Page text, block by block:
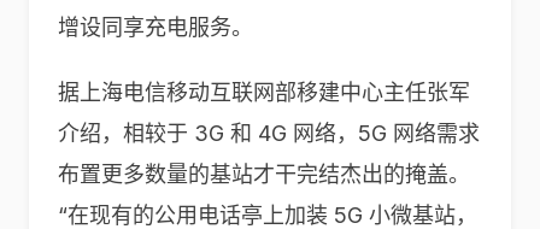
增设同享充电服务。
据上海电信移动互联网部移建中心主任张军
介绍，相较于 3G 和 4G 网络，5G 网络需求
布置更多数量的基站才干完结杰出的掩盖。
“在现有的公用电话亭上加装 5G 小微基站，